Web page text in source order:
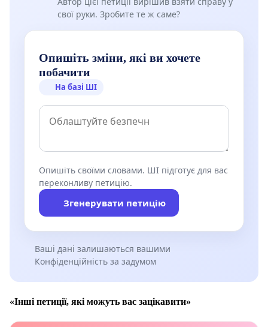
свої руки. Зробите те ж саме?
Опишіть зміни, які ви хочете
побачити
На базі ШІ
Опишіть своїми словами. ШІ підготує для вас
переконливу петицію.
Згенерувати петицію
Ваші дані залишаються вашими
Конфіденційність за задумом
«Інші петиції, які можуть вас зацікавити»